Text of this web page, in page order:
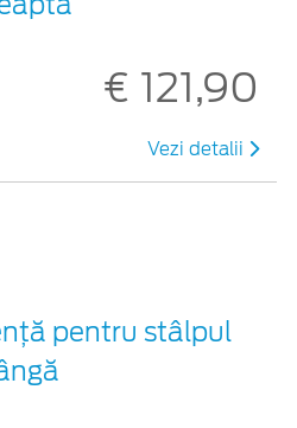
€ 121,90
Vezi detalii
pentru stâlpul